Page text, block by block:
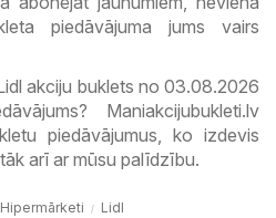
piedāvājuma jums vairs
akciju buklets no 03.08.2026
Maniakcijubukleti.lv
piedāvājumus, ko izdevis
arī ar mūsu palīdzību.
Hipermārketi Lidl